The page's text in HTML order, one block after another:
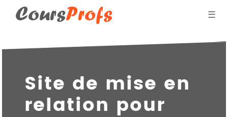
CoursProfs
Blog des professeurs
Donner des cours
Qui suis-je ?
☰
Site de mise en
relation pour